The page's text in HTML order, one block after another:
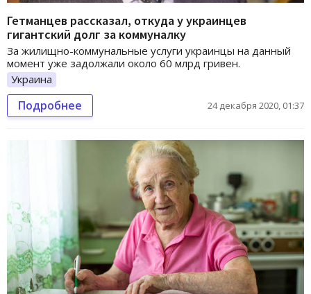
Гетманцев рассказал, откуда у украинцев
гигантский долг за коммуналку
За жилищно-коммунальные услуги украинцы на данный
момент уже задолжали около 60 млрд гривен.
Украина
Подробнее 24 декабря 2020, 01:37